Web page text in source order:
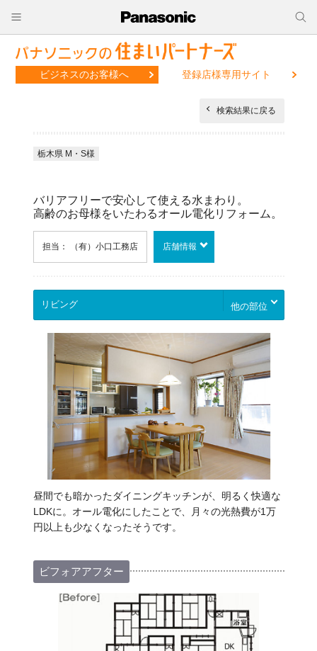
ビジネスのお客様へ 登録店様専用サイト
検索結果に戻る
栃木県 M・S様
バリアフリーで安心して使える水まわり。
高齢のお母様をいたわるオール電化リフォーム。
担当： （有）小口工務店 店舗情報
他の部位
昼間でも暗かったダイニングキッチンが、明るく快適な
LDKに。オール電化にしたことで、月々の光熱費が1万
円以上も少なくなったそうです。
ビフォアアフター